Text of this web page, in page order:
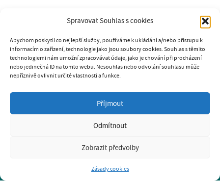
Spravovat Souhlas s cookies
Abychom poskytli co nejlepší služby, používáme k ukládání a/nebo přístupu k
informacím o zařízení, technologie jako jsou soubory cookies. Souhlas s těmito
technologiemi nám umožní zpracovávat údaje, jako je chování při procházení
nebo jedinečná ID na tomto webu. Nesouhlas nebo odvolání souhlasu může
nepříznivě ovlivnit určité vlastnosti a funkce.
Příjmout
Odmítnout
Zobrazit předvolby
Zásady cookies
SOUKROMÁ PSÍ ŠKOLA K9
GABRIELA PAVLÍČKOVÁ